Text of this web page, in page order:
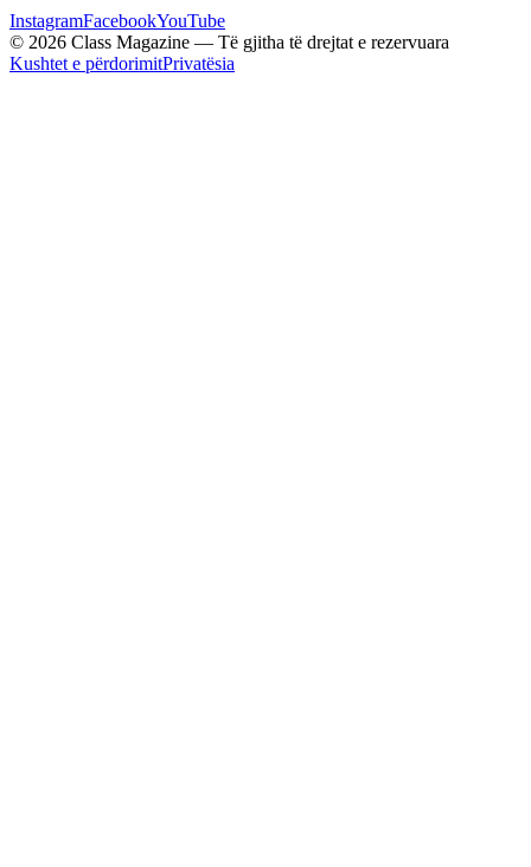
InstagramFacebookYouTube
© 2026 Class Magazine — Të gjitha të drejtat e rezervuara
Kushtet e përdorimitPrivatësia